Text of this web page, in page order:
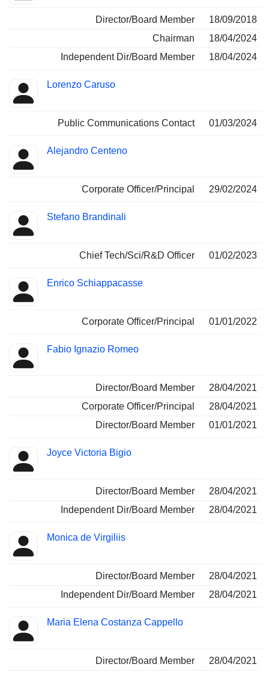
Director/Board Member
18/09/2018
Chairman
18/04/2024
Independent Dir/Board Member
18/04/2024
Lorenzo Caruso
Public Communications Contact 01/03/2024
Alejandro Centeno
Corporate Officer/Principal 29/02/2024
Stefano Brandinali
Chief Tech/Sci/R&D Officer 01/02/2023
Enrico Schiappacasse
Corporate Officer/Principal 01/01/2022
Fabio Ignazio Romeo
Director/Board Member
28/04/2021
Corporate Officer/Principal
28/04/2021
Director/Board Member
01/01/2021
Joyce Victoria Bigio
Director/Board Member
28/04/2021
Independent Dir/Board Member
28/04/2021
Monica de Virgiliis
Director/Board Member
28/04/2021
Independent Dir/Board Member
28/04/2021
Maria Elena Costanza Cappello
Director/Board Member
28/04/2021